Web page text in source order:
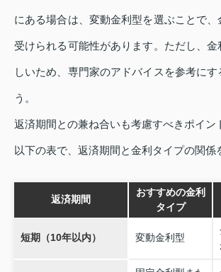
にある場合は、変動金利型を選ぶことで
受けられる可能性があります。ただし、
しいため、専門家のアドバイスを参考にす
う。
返済期間との兼ね合いも考慮すべきポイン
以下の表で、返済期間と金利タイプの関係
返済期間
おすすめの金利
タイプ
短期（10年以内） 変動金利型